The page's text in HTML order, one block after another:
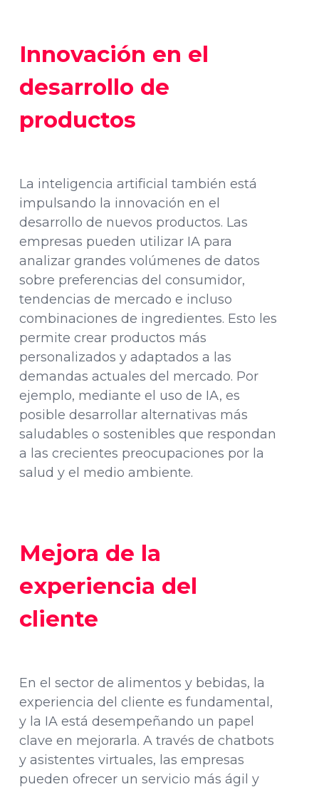
Innovación en el
desarrollo de
productos
La inteligencia artificial también está
impulsando la innovación en el
desarrollo de nuevos productos. Las
empresas pueden utilizar IA para
analizar grandes volúmenes de datos
sobre preferencias del consumidor,
tendencias de mercado e incluso
combinaciones de ingredientes. Esto les
permite crear productos más
personalizados y adaptados a las
demandas actuales del mercado. Por
ejemplo, mediante el uso de IA, es
posible desarrollar alternativas más
saludables o sostenibles que respondan
a las crecientes preocupaciones por la
salud y el medio ambiente.
Mejora de la
experiencia del
cliente
En el sector de alimentos y bebidas, la
experiencia del cliente es fundamental,
y la IA está desempeñando un papel
clave en mejorarla. A través de chatbots
y asistentes virtuales, las empresas
pueden ofrecer un servicio más ágil y